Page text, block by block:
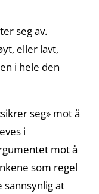
seg av.
eller lavt,
i hele den
seg» mot å
i
mot å
som regel
at